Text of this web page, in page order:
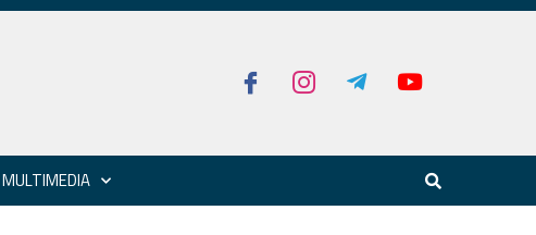
MULTIMEDIA